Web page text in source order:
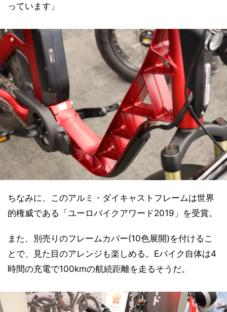
っています」
ちなみに、このアルミ・ダイキャストフレームは世界
的権威である「ユーロバイクアワード2019」を受賞。
また、別売りのフレームカバー(10色展開)を付けるこ
とで、見た目のアレンジも楽しめる。Eバイク自体は4
時間の充電で100kmの航続距離を走るそうだ。